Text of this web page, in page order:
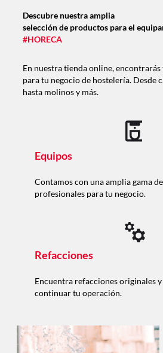
Descubre nuestra amplia
selección de productos para el
#HORECA
En nuestra tienda online,
para tu negocio de hostelería. Desde
hasta molinos y más.
Equipos
Contamos con una amplia gama
profesionales para tu negocio.
Refacciones
Encuentra refacciones originales
continuar tu operación.